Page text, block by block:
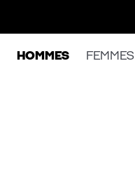
HOMMES FEMMES